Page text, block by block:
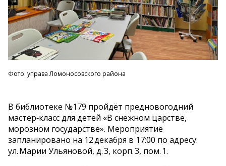
Фото: управа Ломоносовского района
В библиотеке №179 пройдёт предновогодний
мастер‑класс для детей «В снежном царстве,
морозном государстве». Мероприятие
запланировано на 12 декабря в 17:00 по адресу:
ул. Марии Ульяновой, д. 3, корп. 3, пом. 1.